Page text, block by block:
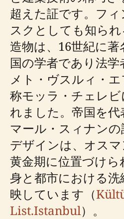
超えた証です。フ
スクとしても知ら
造物は、16世紀に
国の学者であり法
メト・ヴスルィ・
称モッラ・チェレ
れました。帝国を代
マール・スィナン
デザインは、オス
黄金期に位置づけら
身と都市における洗
映しています（
List.Istanbul）。